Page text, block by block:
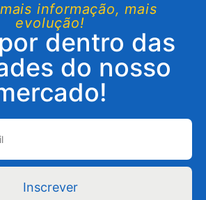
informação, mais
evolução!
dentro das
do nosso
Inscrever